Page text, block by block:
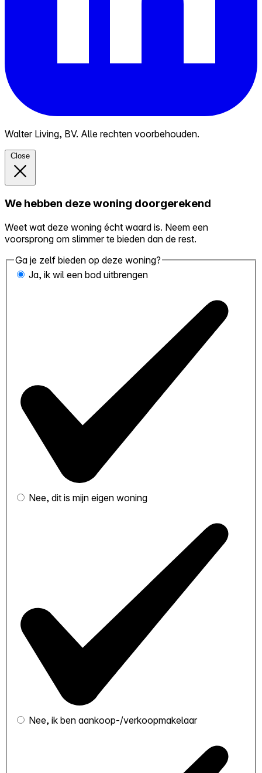
Walter Living, BV. Alle rechten voorbehouden.
Close
We hebben deze woning doorgerekend
Weet wat deze woning écht waard is. Neem een
voorsprong om slimmer te bieden dan de rest.
Ga je zelf bieden op deze woning?
Ja, ik wil een bod uitbrengen
Nee, dit is mijn eigen woning
Nee, ik ben aankoop-/verkoopmakelaar